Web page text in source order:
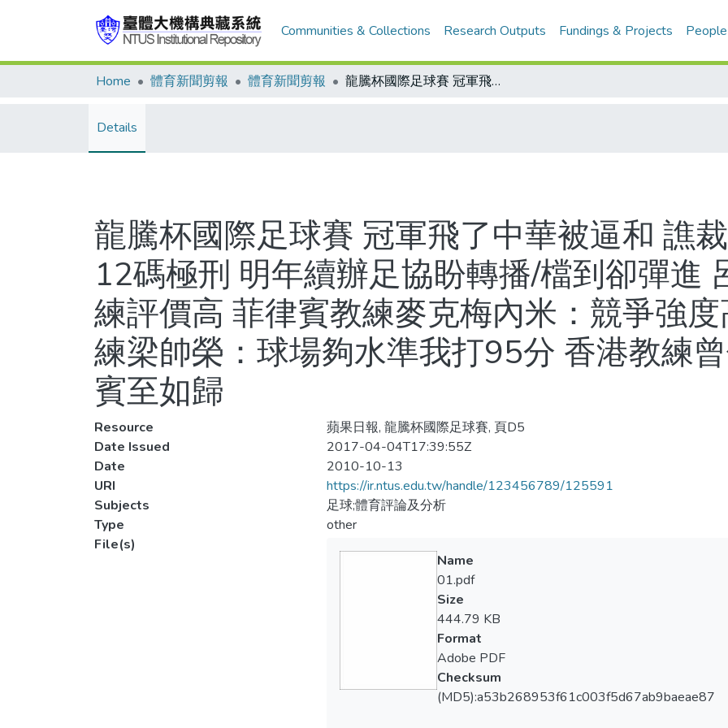
Communities & Collections Research Outputs Fundings & Projects People
Home 體育新聞剪報 體育新聞剪報 龍騰杯國際足球賽 冠軍飛了中華被逼和 譙裁判亂吹 禁區犯規判12碼極刑 明年續辦足協盼轉播/檔到卻彈進 呂昆錡痛哭/外隊教練評價高 菲律賓教練麥克梅內米：競爭強度高刺激進步 澳門教練梁帥榮：球場夠水準我打95分 香港教練曾偉忠：吃住加練球賓至如歸
Details
龍騰杯國際足球賽 冠軍飛了中華被逼和 譙
12碼極刑 明年續辦足協盼轉播/檔到卻彈進
練評價高 菲律賓教練麥克梅內米：競爭強
練梁帥榮：球場夠水準我打95分 香港教練
賓至如歸
Resource
蘋果日報, 龍騰杯國際足球賽, 頁D5
Date Issued
2017-04-04T17:39:55Z
Date
2010-10-13
URI
https://ir.ntus.edu.tw/handle/123456789/125591
Subjects
足球;體育評論及分析
Type
other
File(s)
Name
01.pdf
Size
444.79 KB
Format
Adobe PDF
Checksum
(MD5):a53b268953f61c003f5d67ab9baeae87